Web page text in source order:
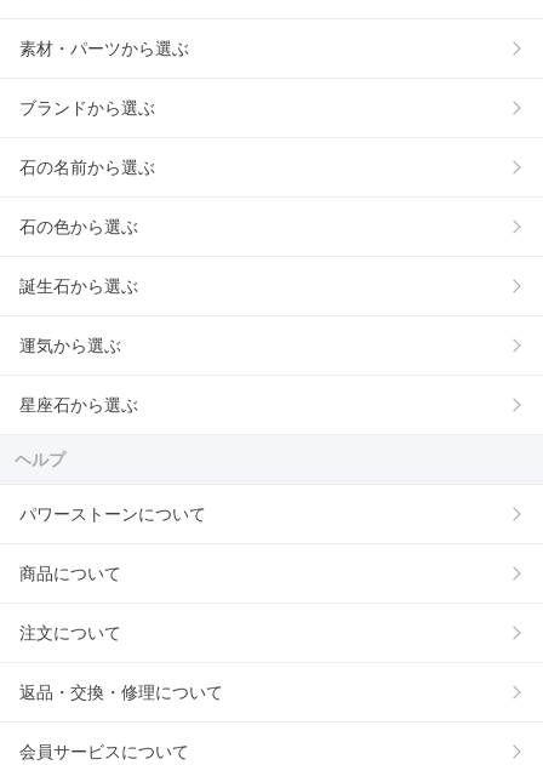
素材・パーツから選ぶ
ブランドから選ぶ
石の名前から選ぶ
石の色から選ぶ
誕生石から選ぶ
運気から選ぶ
星座石から選ぶ
ヘルプ
パワーストーンについて
商品について
注文について
返品・交換・修理について
会員サービスについて